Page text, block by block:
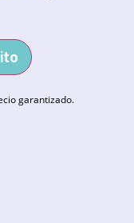
garantizado.